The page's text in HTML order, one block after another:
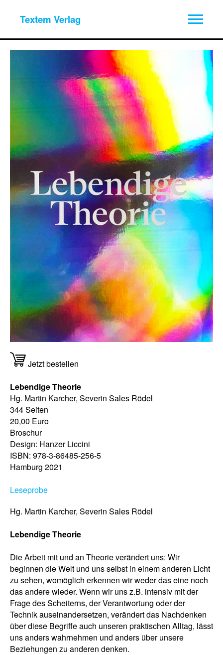
Textem Verlag
Hg. Martin Karcher, Severin Sales Rödel
Lebendige Theorie
Die Arbeit mit und an Theorie verändert uns: Wir
beginnen die Welt und uns selbst in einem anderen Licht
zu sehen, womöglich erkennen wir weder das eine noch
das andere wieder. Wenn wir uns z.B. intensiv mit der
Frage des Scheiterns, der Verantwortung oder der
Technik auseinandersetzen, verändert das Nachdenken
über diese Begriffe auch unseren praktischen Alltag, lässt
uns anders wahrnehmen und anders über unsere
Beziehungen zu anderen denken.
Jetzt bestellen
Lebendige Theorie
Hg. Martin Karcher, Severin Sales Rödel
344 Seiten
20,00 Euro
Broschur
Design: Hanzer Liccini
ISBN: 978-3-86485-256-5
Hamburg 2021
Leseprobe